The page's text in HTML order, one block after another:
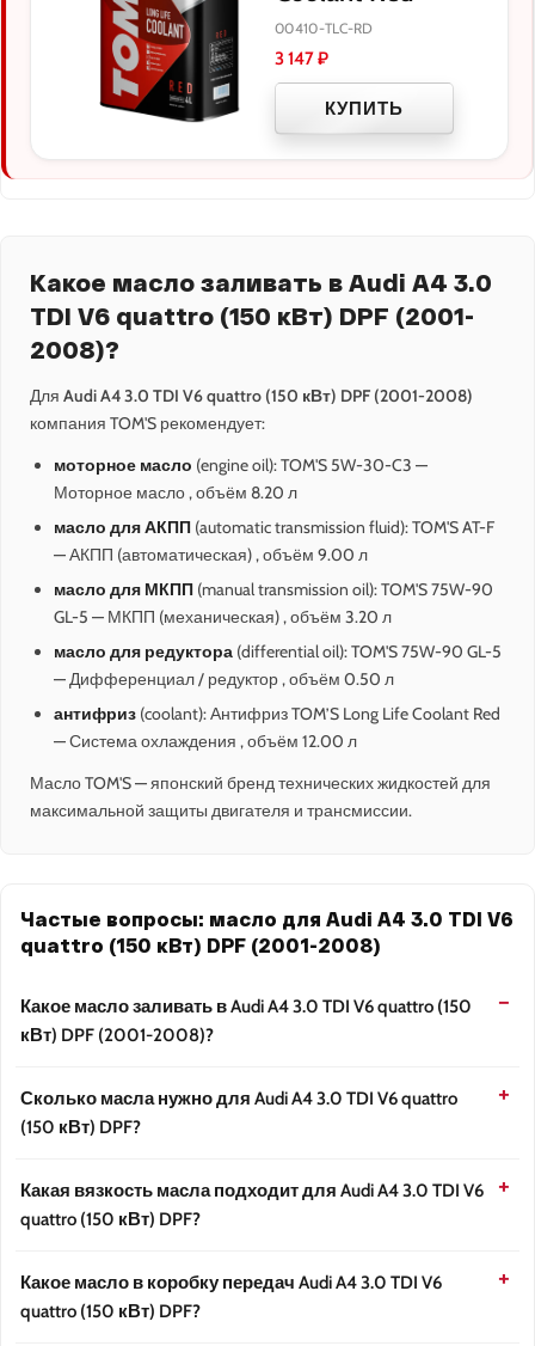
00410-TLC-RD
3 147₽
КУПИТЬ
Какое масло заливать в Audi A4 3.0
TDI V6 quattro (150 кВт) DPF (2001-
2008)?
Для Audi A4 3.0 TDI V6 quattro (150 кВт) DPF (2001-2008)
компания TOM'S рекомендует:
моторное масло (engine oil): TOM'S 5W-30-C3 —
Моторное масло , объём 8.20 л
масло для АКПП (automatic transmission fluid): TOM'S AT-F
— АКПП (автоматическая) , объём 9.00 л
масло для МКПП (manual transmission oil): TOM'S 75W-90
GL-5 — МКПП (механическая) , объём 3.20 л
масло для редуктора (differential oil): TOM'S 75W-90 GL-5
— Дифференциал / редуктор , объём 0.50 л
антифриз (coolant): Антифриз TOM’S Long Life Coolant Red
— Система охлаждения , объём 12.00 л
Масло TOM'S — японский бренд технических жидкостей для
максимальной защиты двигателя и трансмиссии.
Частые вопросы: масло для Audi A4 3.0 TDI V6
quattro (150 кВт) DPF (2001-2008)
Какое масло заливать в Audi A4 3.0 TDI V6 quattro (150
кВт) DPF (2001-2008)?
Сколько масла нужно для Audi A4 3.0 TDI V6 quattro
(150 кВт) DPF?
Какая вязкость масла подходит для Audi A4 3.0 TDI V6
quattro (150 кВт) DPF?
Какое масло в коробку передач Audi A4 3.0 TDI V6
quattro (150 кВт) DPF?